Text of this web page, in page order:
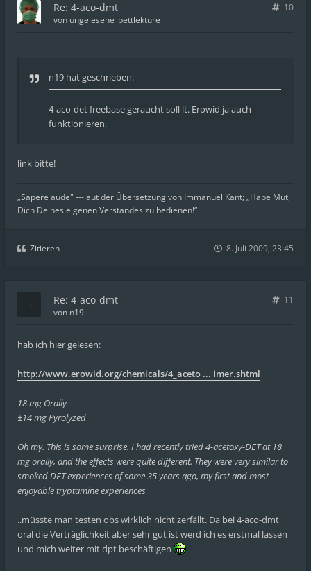
Re: 4-aco-dmt
10
von ungelesene_bettlektüre
n19 hat geschrieben:
4-aco-det freebase geraucht soll lt. Erowid ja auch
funktionieren.
link bitte!
„Sapere aude" ---laut der Übersetzung von Immanuel Kant; „Habe Mut,
Dich Deines eigenen Verstandes zu bedienen!“
Zitieren 8. Juli 2009, 23:45
Re: 4-aco-dmt
11
von n19
hab ich hier gelesen:
http://www.erowid.org/chemicals/4_aceto ... imer.shtml
18 mg Orally
±14 mg Pyrolyzed
Oh my. This is some surprise. I had recently tried 4-acetoxy-DET at 18
mg orally, and the effects were quite different. They were very similar to
smoked DET experiences of some 35 years ago, my first and most
enjoyable tryptamine experiences
..müsste man testen obs wirklich nicht zerfällt. Da bei 4-aco-dmt
oral die Verträglichkeit aber sehr gut ist werd ich es erstmal lassen
und mich weiter mit dpt beschäftigen